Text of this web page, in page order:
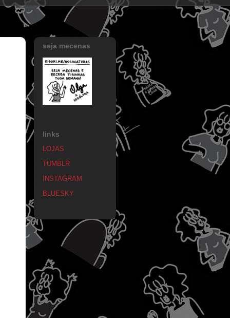
seja mecenas
links
LOJAS
TUMBLR
INSTAGRAM
BLUESKY